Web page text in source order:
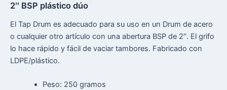
2′′ BSP plástico dúo
El Tap Drum es adecuado para su uso en un Drum de acero
o cualquier otro artículo con una abertura BSP de 2′′. El grifo
lo hace rápido y fácil de vaciar tambores. Fabricado con
LDPE/plástico.
Peso: 250 gramos